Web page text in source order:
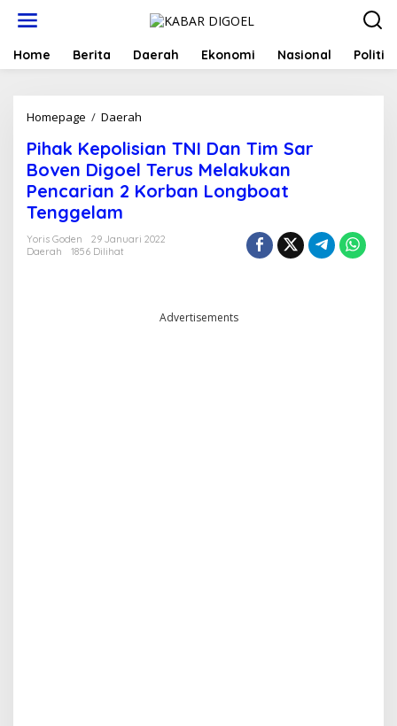
Home Berita Daerah Ekonomi Nasional Politik
Homepage / Daerah
TNI
Dan
Tim
Sar
Terus
Longboat
Pihak Kepolisian TNI Dan Tim Sar
Boven Digoel Terus Melakukan
Pencarian 2 Korban Longboat
Tenggelam
Yoris Goden
29 Januari 2022
Daerah
1856 Dilihat
Advertisements